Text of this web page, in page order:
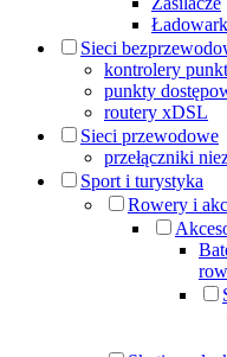
Sieci
kontrolery
punkty
routery xDSL
Sieci przewodowe
przełączniki
Sport i turystyka
Rowery i